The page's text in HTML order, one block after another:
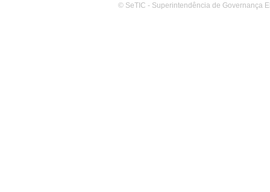
© SeTIC - Superintendência de Governança